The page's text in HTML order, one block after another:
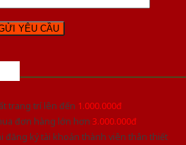
trang trí lên đến 1.000.000đ
đơn hàng lớn hơn 3.000.000đ
đăng ký tài khoản thành viên thân thiết